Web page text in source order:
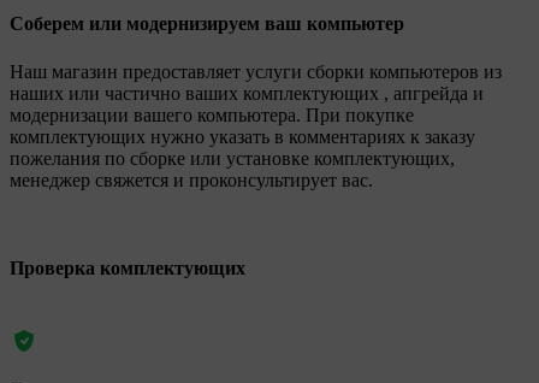
Соберем или модернизируем ваш компьютер
Наш магазин предоставляет услуги сборки компьютеров из
наших или частично ваших комплектующих , апгрейда и
модернизации вашего компьютера. При покупке
комплектующих нужно указать в комментариях к заказу
пожелания по сборке или установке комплектующих,
менеджер свяжется и проконсультирует вас.
Проверка комплектующих